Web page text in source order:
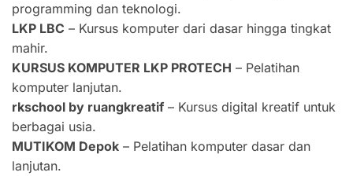
programming dan teknologi.
LKP LBC – Kursus komputer dari dasar hingga tingkat
mahir.
KURSUS KOMPUTER LKP PROTECH – Pelatihan
komputer lanjutan.
rkschool by ruangkreatif – Kursus digital kreatif untuk
berbagai usia.
MUTIKOM Depok – Pelatihan komputer dasar dan
lanjutan.